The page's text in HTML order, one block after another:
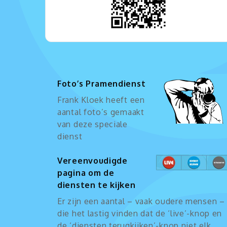
Foto’s Pramendienst
Frank Kloek heeft een
aantal foto’s gemaakt
van deze speciale
dienst
Vereenvoudigde
pagina om de
diensten te kijken
Er zijn een aantal – vaak oudere mensen –
die het lastig vinden dat de ‘live’-knop en